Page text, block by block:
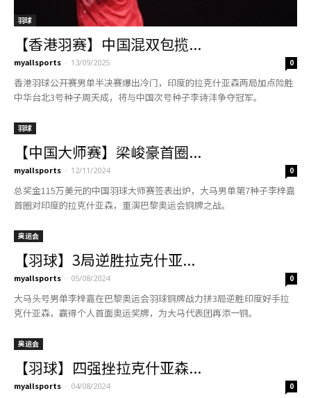
羽球
【香港羽赛】中国混双包揽...
myallsports - 13/09/2025 0
香港羽球公开赛男单半决赛爆出冷门，印度的拉克什亚森两局加点险胜
中华台北3号种子周天成，将与中国次号种子李诗沣争夺冠军。
羽球
【中国大师赛】梁峻豪首圈...
myallsports - 12/11/2024 0
总奖金115万美元的中国羽球大师赛签表出炉，大马男单第7种子李梓嘉
首圈对印度的拉克什亚森，重演巴黎奥运会铜牌之战。
奥运会
【羽球】3局逆胜拉克什亚...
myallsports - 05/08/2024 0
大马头号男单李梓嘉在巴黎奥运会羽球铜牌战力拼3局逆胜印度好手拉
克什亚森，赢得个人首面奥运奖牌，为大马代表团再添一铜。
奥运会
【羽球】四强挫拉克什亚森...
myallsports - 04/08/2024 0